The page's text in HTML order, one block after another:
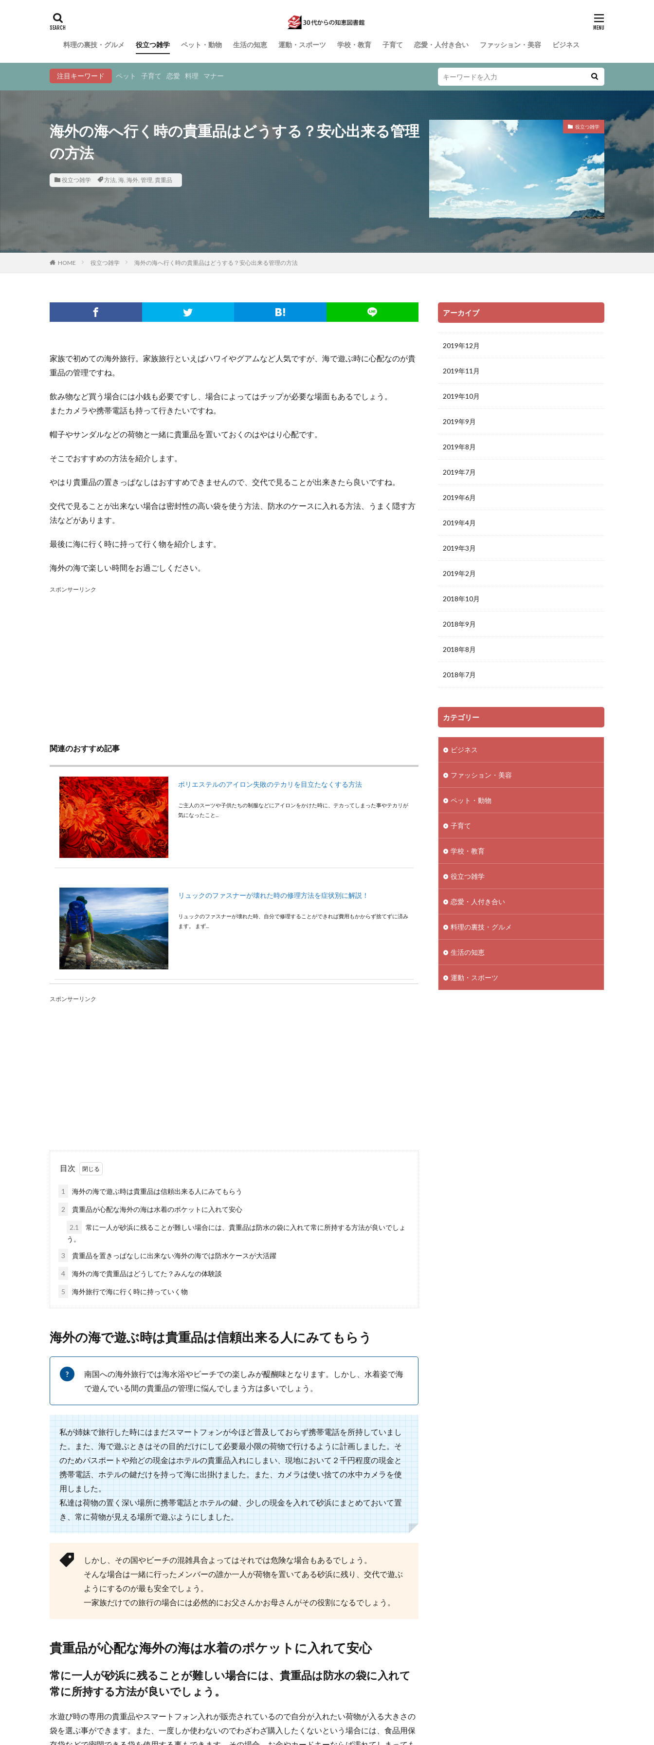
料理の裏技・グルメ 役立つ雑学 ペット・動物 生活の知恵 運動・スポーツ 学校・教育 子育て 恋愛・人付き合い ファッション・美容 ビジネス
注目キーワード ペット 子育て 恋愛 料理 マナー
海外の海へ行く時の貴重品はどうする？安心出来る管理
の方法
役立つ雑学 方法, 海, 海外, 管理, 貴重品
役立つ雑学
HOME 役立つ雑学 海外の海へ行く時の貴重品はどうする？安心出来る管理の方法
家族で初めての海外旅行。家族旅行といえばハワイやグアムなど人気ですが、海で遊ぶ時に心配なのが貴
重品の管理ですね。
飲み物など買う場合には小銭も必要ですし、場合によってはチップが必要な場面もあるでしょう。
またカメラや携帯電話も持って行きたいですね。
帽子やサンダルなどの荷物と一緒に貴重品を置いておくのはやはり心配です。
そこでおすすめの方法を紹介します。
やはり貴重品の置きっぱなしはおすすめできませんので、交代で見ることが出来きたら良いですね。
交代で見ることが出来ない場合は密封性の高い袋を使う方法、防水のケースに入れる方法、うまく隠す方
法などがあります。
最後に海に行く時に持って行く物を紹介します。
海外の海で楽しい時間をお過ごしください。
スポンサーリンク
関連のおすすめ記事
ポリエステルのアイロン失敗のテカリを目立たなくする方法
ご主人のスーツや子供たちの制服などにアイロンをかけた時に、テカってしまった事やテカリが
気になったこと...
リュックのファスナーが壊れた時の修理方法を症状別に解説！
リュックのファスナーが壊れた時、自分で修理することができれば費用もかからず捨てずに済み
ます。 まず...
自転車のタイヤに空気を入れている時、ついつい空気入れすぎ状態になってしまうこともありま
すよね。タイヤ...
部屋干ししたら嫌な臭いが…。臭いを消す方法について知りたい
外が雨だったり、花粉が多く飛んでいる時などは、洗濯物を部屋干しする必要があります。 し
かし、部屋干...
男性で身長が150台でもコンプレックスにしない方法
身長が150台ということをコンプレックスに感じている男性はいませんか？もちろん背が高いこ
バッテリー電圧低下の原因と対策！正常な電圧を保って安全運転を
車のバッテリーの電圧低下を指摘されてしまったとき、車に関する知識が少ない人は、一体どん
なことが原因で...
スポンサーリンク
目次
1 海外の海で遊ぶ時は貴重品は信頼出来る人にみてもらう
2 貴重品が心配な海外の海は水着のポケットに入れて安心
2.1
常に一人が砂浜に残ることが難しい場合には、貴重品は防水の袋に入れて常に所持する方法が良いでしょ
う。
3
貴重品を置きっぱなしに出来ない海外の海では防水ケースが大活躍
4 海外の海で貴重品はどうしてた？みんなの体験談
5 海外旅行で海に行く時に持っていく物
海外の海で遊ぶ時は貴重品は信頼出来る人にみてもらう
南国への海外旅行では海水浴やビーチでの楽しみが醍醐味となります。しかし、水着姿で海
で遊んでいる間の貴重品の管理に悩んでしまう方は多いでしょう。
私が姉妹で旅行した時にはまだスマートフォンが今ほど普及しておらず携帯電話を所持していまし
た。また、海で遊ぶときはその目的だけにして必要最小限の荷物で行けるように計画しました。そ
のためパスポートや殆どの現金はホテルの貴重品入れにしまい、現地において２千円程度の現金と
携帯電話、ホテルの鍵だけを持って海に出掛けました。また、カメラは使い捨ての水中カメラを使
用しました。
私達は荷物の置く深い場所に携帯電話とホテルの鍵、少しの現金を入れて砂浜にまとめておいて置
き、常に荷物が見える場所で遊ぶようにしました。
しかし、その国やビーチの混雑具合よってはそれでは危険な場合もあるでしょう。
そんな場合は一緒に行ったメンバーの誰か一人が荷物を置いてある砂浜に残り、交代で遊ぶ
ようにするのが最も安全でしょう。
一家族だけでの旅行の場合には必然的にお父さんかお母さんがその役割になるでしょう。
貴重品が心配な海外の海は水着のポケットに入れて安心
常に一人が砂浜に残ることが難しい場合には、貴重品は防水の袋に入れて
常に所持する方法が良いでしょう。
水遊び時の専用の貴重品やスマートフォン入れが販売されているので自分が入れたい荷物が入る大きさの
袋を選ぶ事ができます。また、一度しか使わないのでわざわざ購入したくないという場合には、食品用保
アーカイブ
2019年12月
2019年11月
2019年10月
2019年9月
2019年8月
2019年7月
2019年6月
2019年4月
2019年3月
2019年2月
2018年10月
2018年9月
2018年8月
2018年7月
カテゴリー
ビジネス
ファッション・美容
ペット・動物
子育て
学校・教育
役立つ雑学
恋愛・人付き合い
料理の裏技・グルメ
生活の知恵
運動・スポーツ